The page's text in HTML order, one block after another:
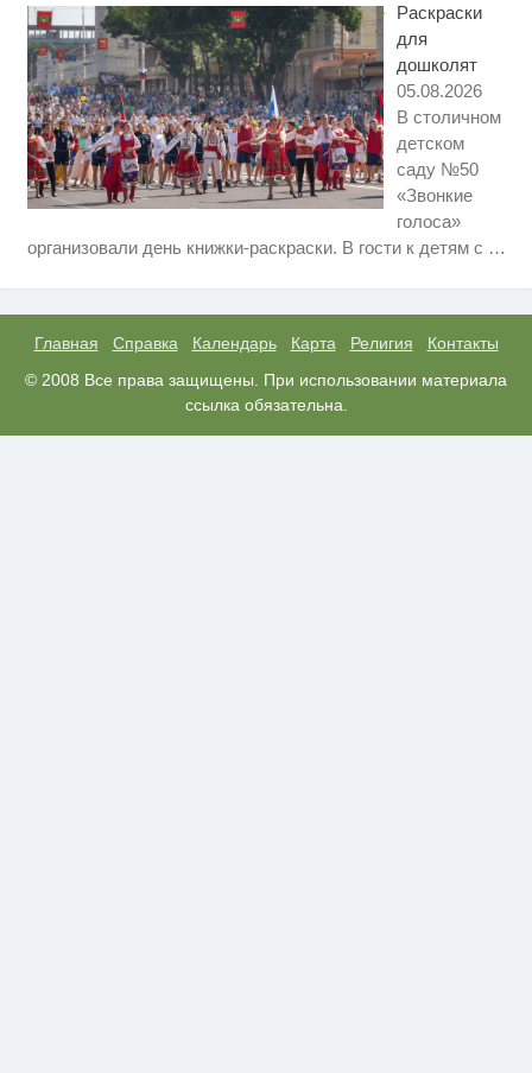
Раскраски
для
дошколят
05.08.2026
В столичном
детском
саду №50
«Звонкие
голоса»
организовали день книжки-раскраски. В гости к детям с …
Главная Справка Календарь Карта Религия
Контакты
© 2008 Все права защищены. При использовании материала
ссылка обязательна.
маленький секрет
Крыма: Что люди вытворяют,
i
"Потеряли стыд в погоне за
"Диором": Поплавская вмазала
семейке Плющенко